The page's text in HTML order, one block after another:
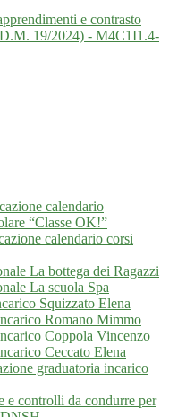
e contrasto
19/2024) - M4C1I1.4-
calendario
“Classe OK!”
calendario corsi
La bottega dei Ragazzi
La scuola Spa
Squizzato Elena
Romano Mimmo
Coppola Vincenzo
Ceccato Elena
graduatoria incarico
e controlli da condurre per